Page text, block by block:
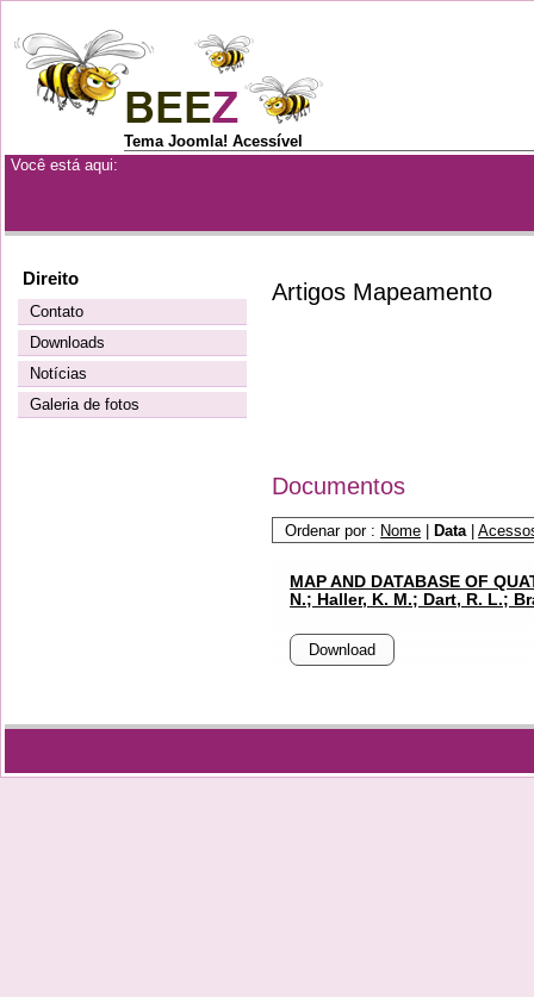
Tema Joomla! Acessível
Você está aqui:
Direito
Contato
Downloads
Notícias
Galeria de fotos
Artigos Mapeamento
Documentos
Ordenar por : Nome Data |
MAP AND DATABASE OF
N.; Haller, K. M.; Dart, R. L.;
Download